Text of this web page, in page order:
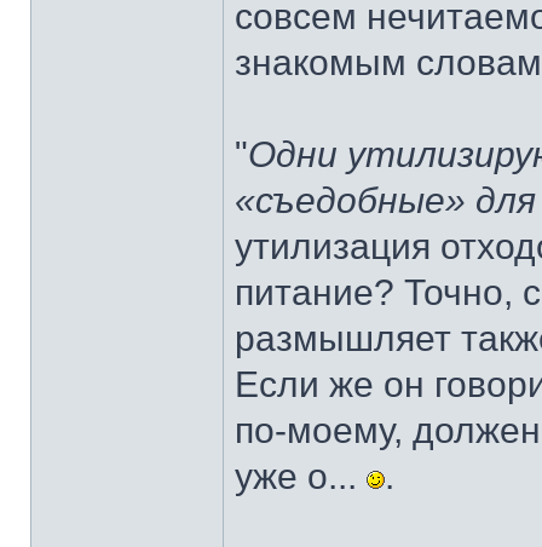
совсем
знакомым
"Одни
«съедобные»
утилизация
питание? Точно,
размышляет
Если же он
по-моему,
уже о...
.